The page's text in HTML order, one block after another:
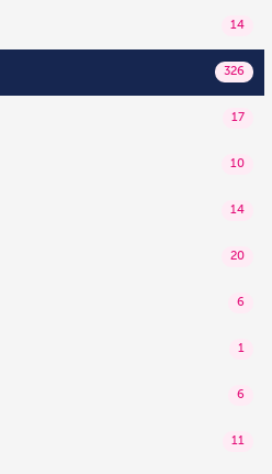
14
326
17
10
14
20
6
1
6
11